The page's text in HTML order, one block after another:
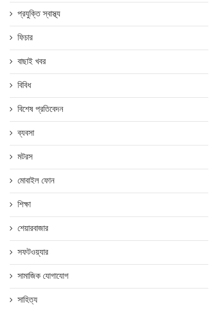
প্রযুক্তি স্বাস্থ্য
ফিচার
বাছাই খবর
বিবিধ
বিশেষ প্রতিবেদন
ব্যবসা
মটরস
মোবাইল ফোন
শিক্ষা
শেয়ারবাজার
সফটওয়্যার
সামাজিক যোগাযোগ
সাহিত্য